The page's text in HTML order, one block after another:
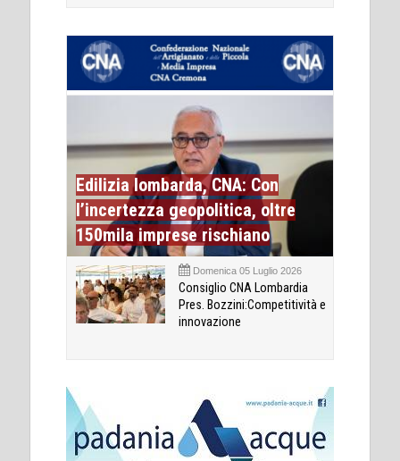
Edilizia lombarda, CNA: Con
l’incertezza geopolitica, oltre
150mila imprese rischiano
Domenica 05 Luglio 2026
Consiglio CNA Lombardia
Pres. Bozzini:Competitività e
innovazione